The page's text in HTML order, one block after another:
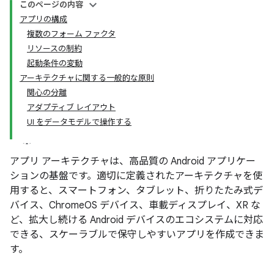
このページの内容
アプリの構成
複数のフォーム ファクタ
リソースの制約
起動条件の変動
アーキテクチャに関する一般的な原則
関心の分離
アダプティブ レイアウト
UI をデータモデルで操作する
アプリ アーキテクチャは、高品質の Android アプリケー
ションの基盤です。適切に定義されたアーキテクチャを使
用すると、スマートフォン、タブレット、折りたたみ式デ
バイス、ChromeOS デバイス、車載ディスプレイ、XR な
ど、拡大し続ける Android デバイスのエコシステムに対応
できる、スケーラブルで保守しやすいアプリを作成できま
す。